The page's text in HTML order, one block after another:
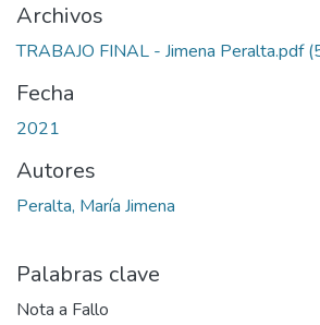
Archivos
TRABAJO FINAL - Jimena Peralta.pdf
Fecha
2021
Autores
Peralta, María Jimena
Palabras clave
Nota a Fallo